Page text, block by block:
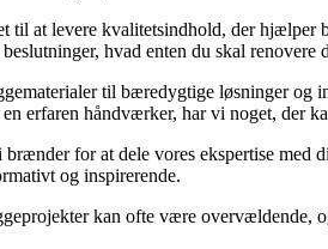
at levere kvalitetsindhold, der hjælper
hvad enten du skal
til bæredygtige løsninger
erfaren håndværker, har vi noget, der
for at dele vores ekspertise med
og inspirerende.
kan ofte være overvældende,